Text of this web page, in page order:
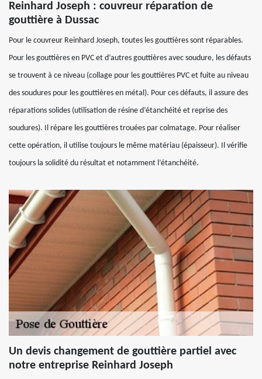
Reinhard Joseph : couvreur réparation de
gouttière à Dussac
Pour le couvreur Reinhard Joseph, toutes les gouttières sont réparables.
Pour les gouttières en PVC et d’autres gouttières avec soudure, les défauts
se trouvent à ce niveau (collage pour les gouttières PVC et fuite au niveau
des soudures pour les gouttières en métal). Pour ces défauts, il assure des
réparations solides (utilisation de résine d’étanchéité et reprise des
soudures). Il répare les gouttières trouées par colmatage. Pour réaliser
cette opération, il utilise toujours le même matériau (épaisseur). Il vérifie
toujours la solidité du résultat et notamment l’étanchéité.
Un devis changement de gouttière partiel avec
notre entreprise Reinhard Joseph